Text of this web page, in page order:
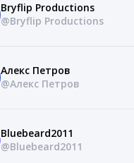
Bryflip Productions
@Bryflip Productions
Алекс Петров
@Алекс Петров
Bluebeard2011
@Bluebeard2011